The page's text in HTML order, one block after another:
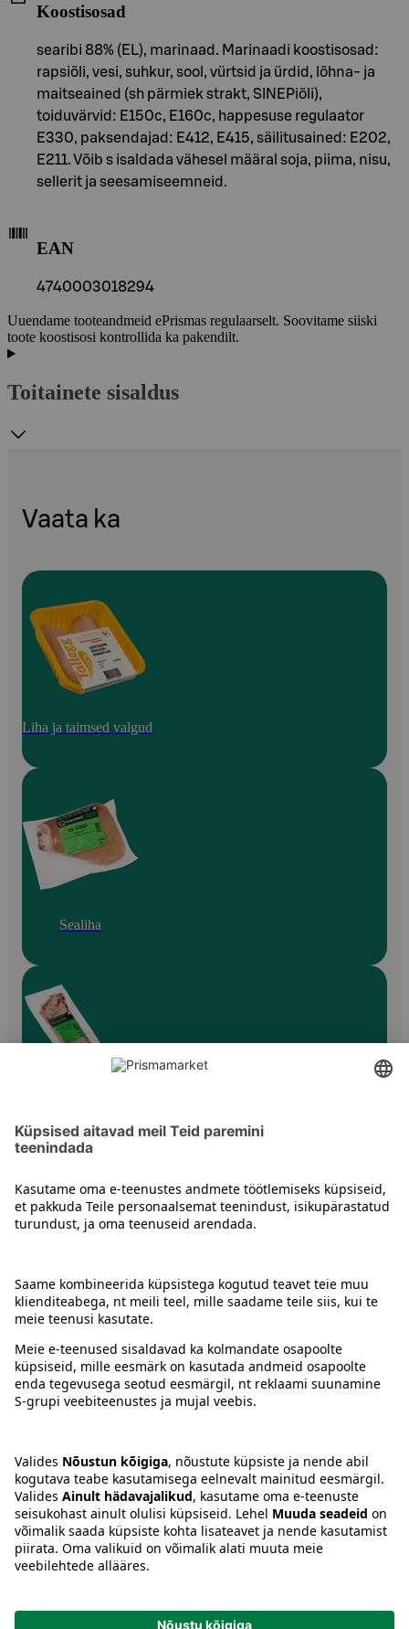
Koostisosad
searibi 88% (EL), marinaad. Marinaadi koostisosad:
rapsiõli, vesi, suhkur, sool, vürtsid ja ürdid, lõhna- ja
maitseained (sh pärmiek strakt, SINEPiõli),
toiduvärvid: E150c, E160c, happesuse regulaator
E330, paksendajad: E412, E415, säilitusained: E202,
E211. Võib s isaldada vähesel määral soja, piima, nisu,
sellerit ja seesamiseemneid.
EAN
4740003018294
Uuendame tooteandmeid ePrismas regulaarselt. Soovitame siiski
toote koostisosi kontrollida ka pakendilt.
Toitainete sisaldus
Vaata ka
Liha ja taimsed valgud
Sealiha
Searibid
Juhised
Tingimused
Keel:ETENRU